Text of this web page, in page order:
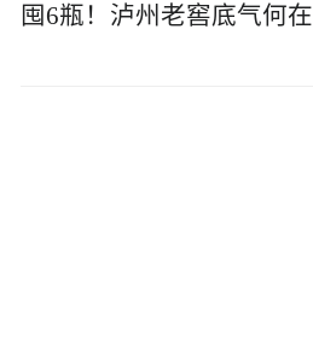
囤6瓶！泸州老窖底气何在